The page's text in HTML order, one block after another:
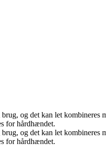
og det kan let kombineres
for hårdhændet.
og det kan let kombineres
for hårdhændet.